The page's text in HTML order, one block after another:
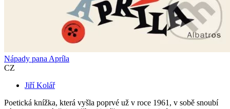
Nápady pana Apríla
CZ
Jiří Kolář
Poetická knížka, která vyšla poprvé už v roce 1961, v sobě snoubí